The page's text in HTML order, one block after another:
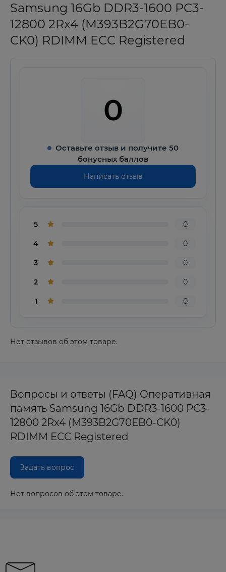
Samsung 16Gb DDR3-1600 PC3-
12800 2Rx4 (M393B2G70EB0-
CK0) RDIMM ECC Registered
0
Оставьте отзыв и получите 50
бонусных баллов
Написать отзыв
5 0
4 0
3 0
2 0
1 0
Нет отзывов об этом товаре.
Вопросы и ответы (FAQ) Оперативная
память Samsung 16Gb DDR3-1600 PC3-
12800 2Rx4 (M393B2G70EB0-CK0)
RDIMM ECC Registered
Задать вопрос
Нет вопросов об этом товаре.